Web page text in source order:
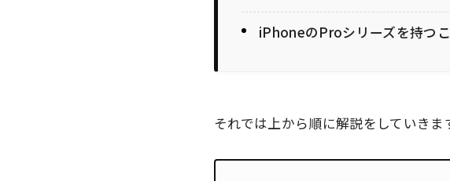
iPhoneのProシリーズを持つ
それでは上から順に解説をしていきま